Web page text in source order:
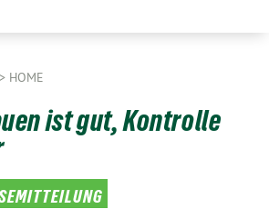
HOME
ist gut, Kontrolle